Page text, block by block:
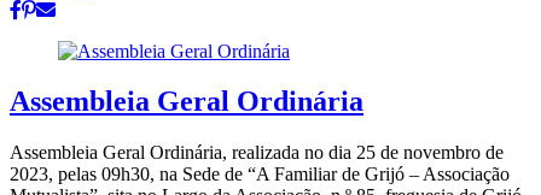
Assembleia Geral Ordinária
Assembleia Geral Ordinária, realizada no dia 25 de novembro de
2023, pelas 09h30, na Sede de “A Familiar de Grijó – Associação